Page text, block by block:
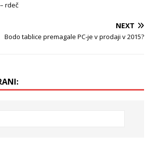
rdeč
NEXT
Bodo tablice premagale PC-je v prodaji v 2015?